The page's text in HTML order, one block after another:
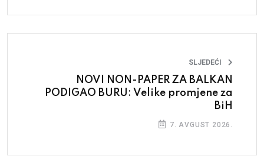
SLJEDEĆI
NOVI NON-PAPER ZA BALKAN
PODIGAO BURU: Velike promjene za
BiH
7. AVGUST 2026.